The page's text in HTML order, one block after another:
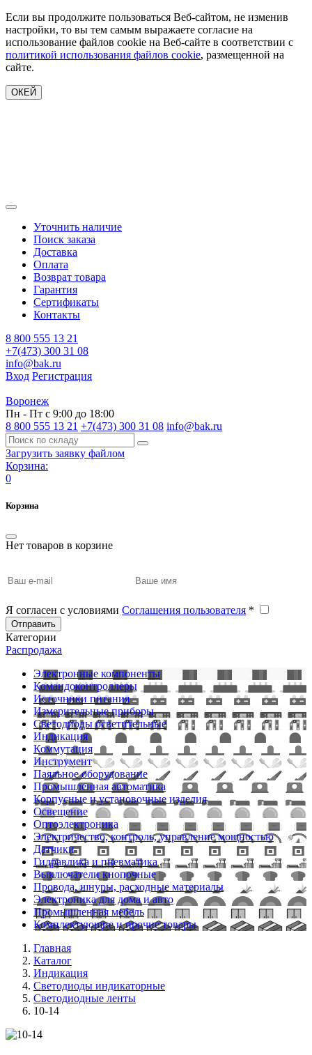
Если вы продолжите пользоваться Веб-сайтом, не изменив
настройки, то вы тем самым выражаете согласие на
использование файлов cookie на Веб-сайте в соответствии с
политикой использования файлов cookie, размещенной на
сайте.
ОКЕЙ
Уточнить наличие
Поиск заказа
Доставка
Оплата
Возврат товара
Гарантия
Сертификаты
Контакты
8 800 555 13 21
+7(473) 300 31 08
info@bak.ru
Вход Регистрация
Воронеж
Пн - Пт с 9:00 до 18:00
8 800 555 13 21 +7(473) 300 31 08 info@bak.ru
Загрузить заявку файлом
Корзина:
0
Корзина
Нет товаров в корзине
Я согласен с условиями Соглашения пользователя *
Отправить
Категории
Распродажа
Электронные компоненты
Командоконтроллеры
Источники питания
Измерительные приборы
Светодиоды осветительные
Индикация
Коммутация
Инструмент
Паяльное оборудование
Промышленная автоматика
Корпусные и установочные изделия
Освещение
Оптоэлектроника
Электричество, контроль, управление мощностью
Датчики
Гидравлика и пневматика
Выключатели кнопочные
Провода, шнуры, расходные материалы
Электроника для дома и авто
Промышленная мебель
Комплектующие и прочие товары
Главная
Каталог
Индикация
Светодиоды индикаторные
Светодиодные ленты
10-14